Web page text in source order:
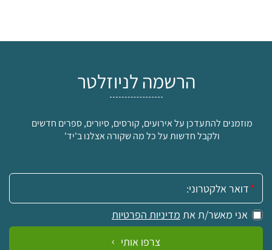
הרשמה לניוזלטר
מוזמנים להתעדכן על אירועים, קורסים, סיורים, ספרים חדשים
ולקבל חדשות על כל מה שקורה אצלנו ב'יד'
אימייל:
אני מאשר/ת את מדיניות הפרטיות
צרפו אותי